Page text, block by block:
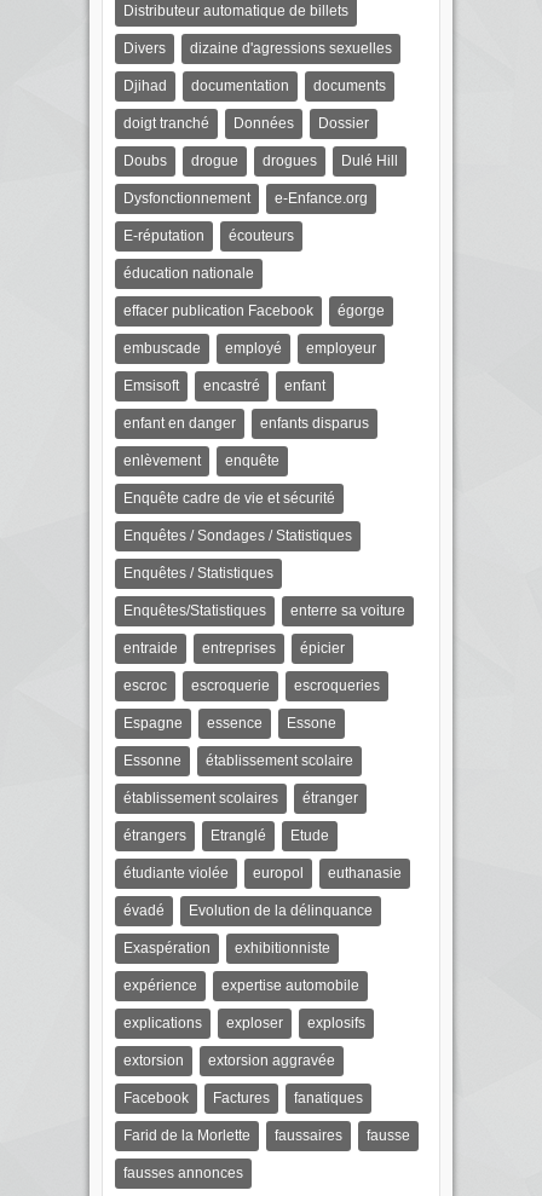
Distributeur automatique de billets
Divers dizaine d'agressions sexuelles
Djihad documentation documents
doigt tranché Données Dossier
Doubs drogue drogues Dulé Hill
Dysfonctionnement e-Enfance.org
E-réputation écouteurs
éducation nationale
effacer publication Facebook égorge
embuscade employé employeur
Emsisoft encastré enfant
enfant en danger enfants disparus
enlèvement enquête
Enquête cadre de vie et sécurité
Enquêtes / Sondages / Statistiques
Enquêtes / Statistiques
Enquêtes/Statistiques enterre sa voiture
entraide entreprises épicier
escroc escroquerie escroqueries
Espagne essence Essone
Essonne établissement scolaire
établissement scolaires étranger
étrangers Etranglé Etude
étudiante violée europol euthanasie
évadé Evolution de la délinquance
Exaspération exhibitionniste
expérience expertise automobile
explications exploser explosifs
extorsion extorsion aggravée
Facebook Factures fanatiques
Farid de la Morlette faussaires fausse
fausses annonces